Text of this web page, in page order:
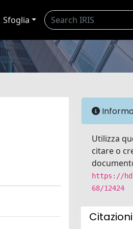
Sfoglia
Utilizza
citare o
https://
68/12424
Citazioni